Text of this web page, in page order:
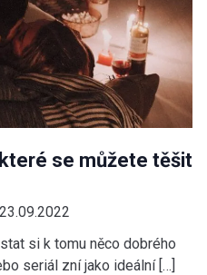
se můžete těšit
23.09.2022
si k tomu něco dobrého
seriál zní jako ideální […]